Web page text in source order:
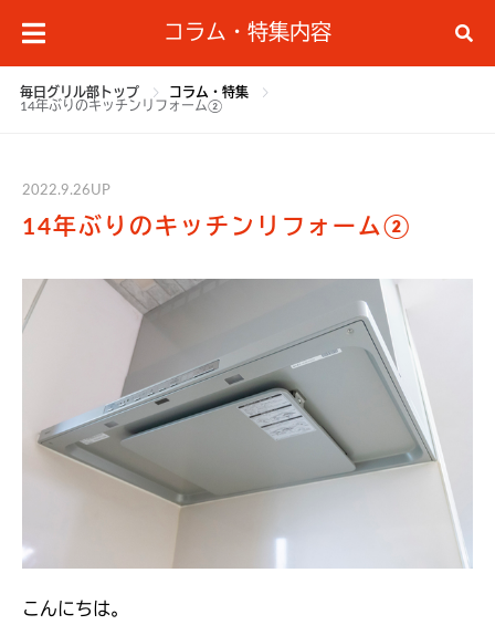
コラム・特集内容
毎日グリル部トップ
コラム・特集
14年ぶりのキッチンリフォーム②
2022.9.26UP
14年ぶりのキッチンリフォーム②
こんにちは。